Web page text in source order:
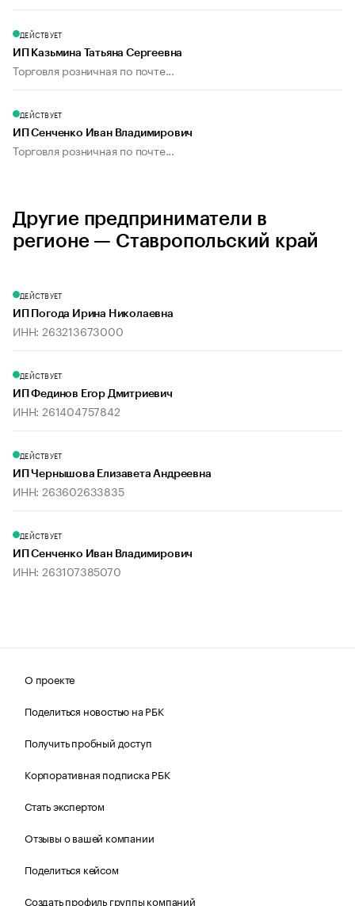
ДЕЙСТВУЕТ
ИП Казьмина Татьяна Сергеевна
Торговля розничная по почте...
ДЕЙСТВУЕТ
ИП Сенченко Иван Владимирович
Торговля розничная по почте...
Другие предприниматели в
регионе — Ставропольский край
ДЕЙСТВУЕТ
ИП Погода Ирина Николаевна
ИНН: 263213673000
ДЕЙСТВУЕТ
ИП Фединов Егор Дмитриевич
ИНН: 261404757842
ДЕЙСТВУЕТ
ИП Чернышова Елизавета Андреевна
ИНН: 263602633835
ДЕЙСТВУЕТ
ИП Сенченко Иван Владимирович
ИНН: 263107385070
О проекте
Поделиться новостью на РБК
Получить пробный доступ
Корпоративная подписка РБК
Стать экспертом
Отзывы о вашей компании
Поделиться кейсом
Создать профиль группы компаний